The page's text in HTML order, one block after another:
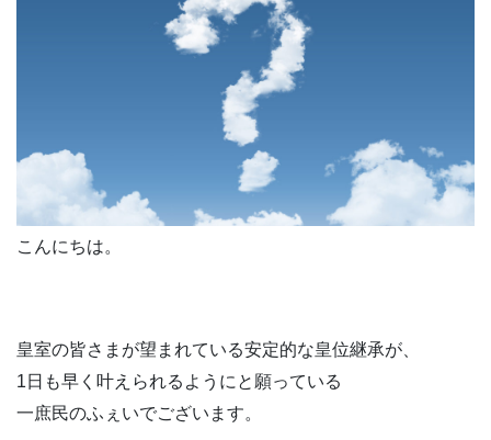
こんにちは。
皇室の皆さまが望まれている安定的な皇位継承が、
1日も早く叶えられるようにと願っている
一庶民のふぇいでございます。